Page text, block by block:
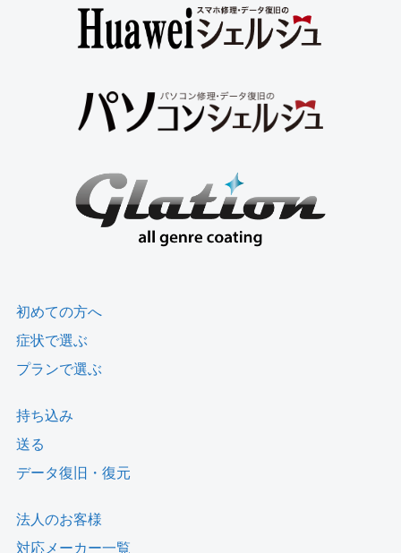
初めての方へ
症状で選ぶ
プランで選ぶ
持ち込み
送る
データ復旧・復元
法人のお客様
対応メーカー一覧